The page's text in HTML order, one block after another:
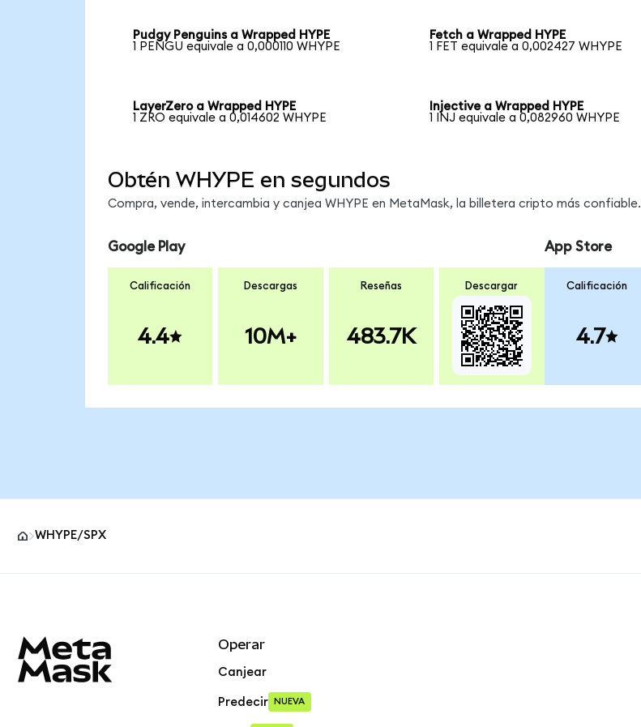
Pudgy Penguins a Wrapped HYPE
1 PENGU equivale a 0,000110 WHYPE
Fetch a Wrapped HYPE
1 FET equivale a 0,002427 WHYPE
LayerZero a Wrapped HYPE
1 ZRO equivale a 0,014602 WHYPE
Injective a Wrapped HYPE
1 INJ equivale a 0,082960 WHYPE
Obtén WHYPE en segundos
Compra, vende, intercambia y canjea WHYPE en MetaMask, la billetera cripto más confiable.
Google Play
Calificación
4.4
Descargas
10M+
Reseñas
483.7K
Descargar
App Store
Calificación
4.7
WHYPE/SPX
Operar
Canjear
Predecir NUEVA